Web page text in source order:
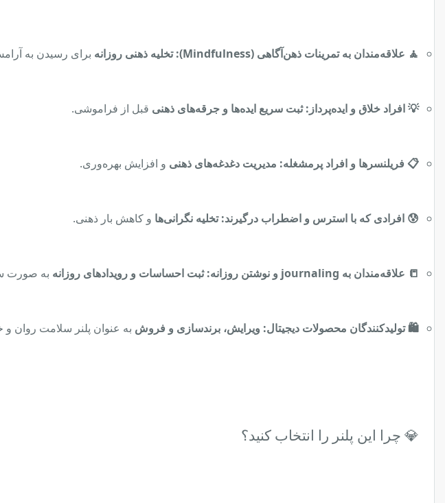
🧘 علاقه‌مندان به تمرینات ذهن‌آگاهی (Mindfulness): تخلیه ذهنی روزانه برای رسیدن به
💡 افراد خلاق و ایده‌پرداز: ثبت سریع ایده‌ها و جرقه‌های ذهنی قبل از فراموشی.
📋 فریلنسرها و افراد پرمشغله: مدیریت دغدغه‌های ذهنی و افزایش بهره‌وری.
😰 افرادی که با استرس و اضطراب درگیرند: تخلیه نگرانی‌ها و کاهش بار ذهنی.
📒 علاقه‌مندان به journaling و نوشتن روزانه: ثبت احساسات و رویدادهای روزانه به صورت
🛍️ تولیدکنندگان محصولات دیجیتال: ویرایش، برندسازی و فروش به عنوان پلنر سلامت روان
💎 چرا این پلنر را انتخاب کنید؟